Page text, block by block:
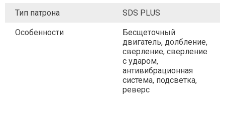
Тип патрона SDS PLUS
Особенности
Бесщеточный
двигатель, долбление,
сверление, сверление
с ударом,
антивибрационная
система, подсветка,
реверс